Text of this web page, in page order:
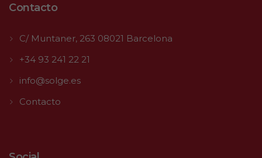
Contacto
C/ Muntaner, 263 08021 Barcelona
+34 93 241 22 21
info@solge.es
Contacto